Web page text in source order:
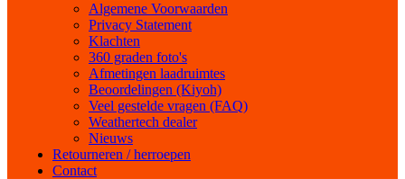
Algemene Voorwaarden
Privacy Statement
Klachten
360 graden foto's
Afmetingen laadruimtes
Beoordelingen (Kiyoh)
Veel gestelde vragen (FAQ)
Weathertech dealer
Nieuws
Retourneren / herroepen
Contact